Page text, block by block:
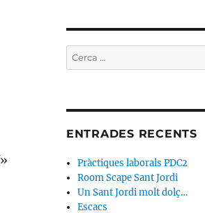
Cerca:
ENTRADES RECENTS
Pràctiques laborals PDC2
Room Scape Sant Jordi
Un Sant Jordi molt dolç…
Escacs